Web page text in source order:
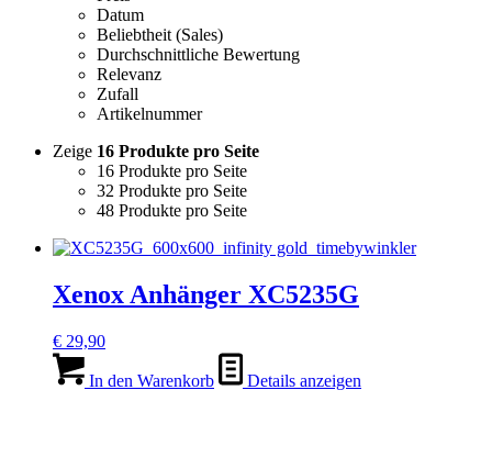
Datum
Beliebtheit (Sales)
Durchschnittliche Bewertung
Relevanz
Zufall
Artikelnummer
Zeige 16 Produkte pro Seite
16 Produkte pro Seite
32 Produkte pro Seite
48 Produkte pro Seite
Xenox Anhänger XC5235G
€ 29,90
In den Warenkorb Details anzeigen